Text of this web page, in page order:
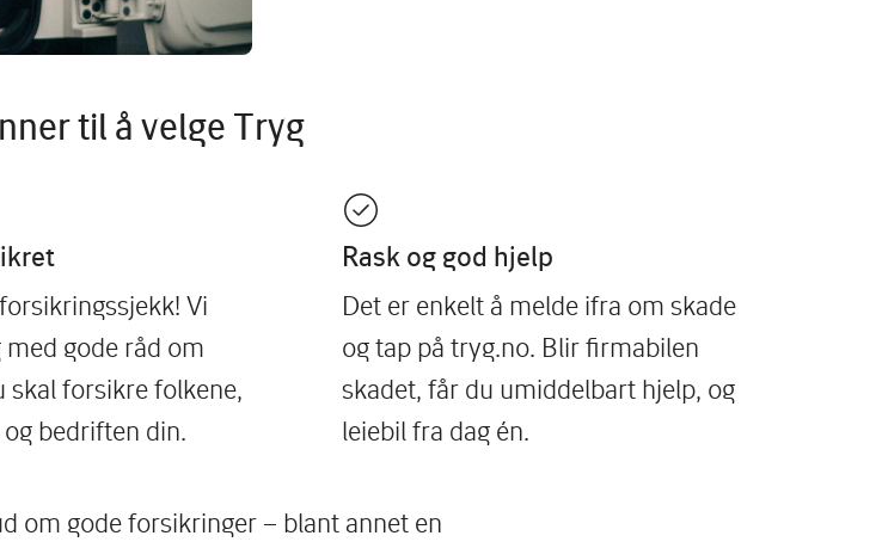
til å velge Tryg
Vi
med gode råd om
skal forsikre folkene,
bedriften din.
Rask og god hjelp
Det er enkelt å melde ifra om skade
og tap på tryg.no. Blir firmabilen
skadet, får du umiddelbart hjelp, og
leiebil fra dag én.
om gode forsikringer – blant annet en